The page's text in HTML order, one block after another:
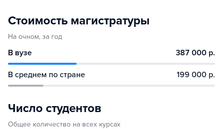
Стоимость магистратуры
На очном, за год
В вузе 387 000 р.
В среднем по стране 199 000 р.
Число студентов
Общее количество на всех курсах